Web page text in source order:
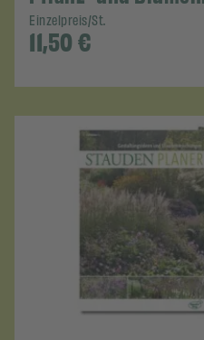
Einzelpreis/St.
11,50€